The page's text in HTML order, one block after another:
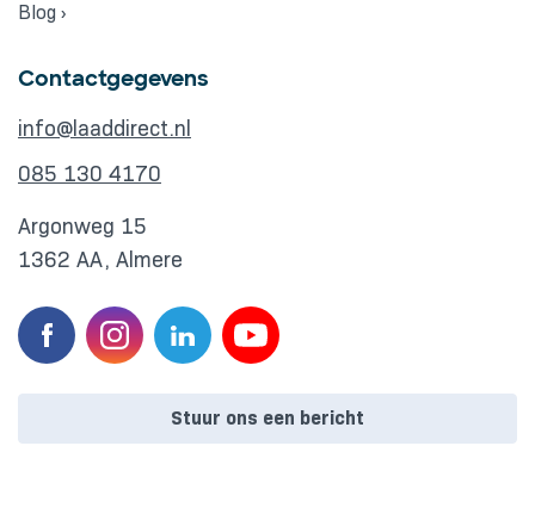
Blog ›
Contactgegevens
info@laaddirect.nl
085 130 4170
Argonweg 15
1362 AA, Almere
Stuur ons een bericht